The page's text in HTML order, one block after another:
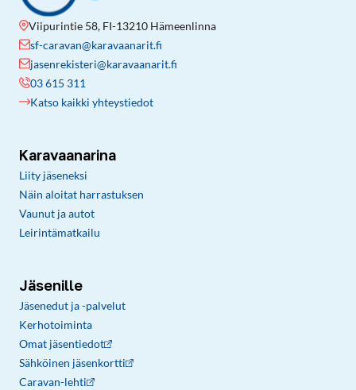
Viipurintie 58, FI-13210 Hämeenlinna
sf-caravan@karavaanarit.fi
jasenrekisteri@karavaanarit.fi
03 615 311
Katso kaikki yhteystiedot
Karavaanarina
Liity jäseneksi
Näin aloitat harrastuksen
Vaunut ja autot
Leirintämatkailu
Jäsenille
Jäsenedut ja -palvelut
Kerhotoiminta
Omat jäsentiedot
Sähköinen jäsenkortti
Caravan-lehti